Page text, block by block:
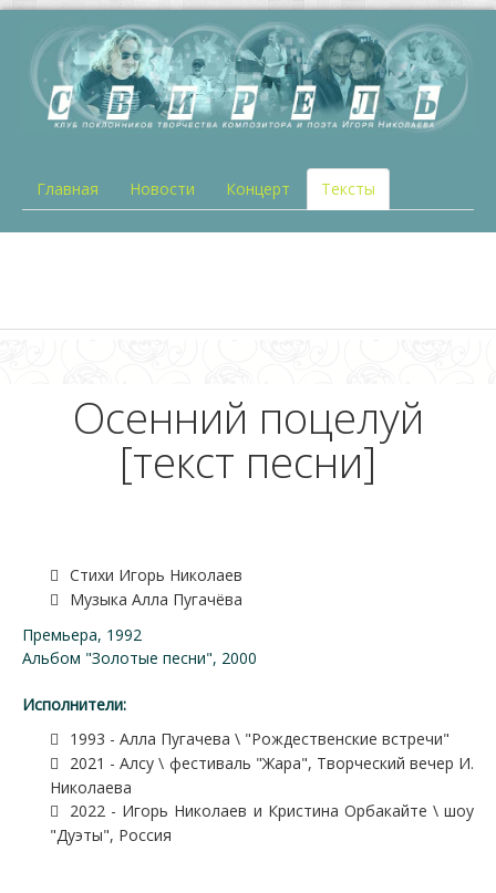
Главная Новости Концерт Тексты
Осенний поцелуй
[текст песни]
Стихи Игорь Николаев
Музыка Алла Пугачёва
Премьера, 1992
Альбом "Золотые песни", 2000
Исполнители:
1993 - Алла Пугачева \ "Рождественские встречи"
2021 - Алсу \ фестиваль "Жара", Творческий вечер И.
Николаева
2022 - Игорь Николаев и Кристина Орбакайте \ шоу
"Дуэты", Россия